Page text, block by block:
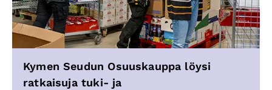
Kymen Seudun Osuuskauppa löysi
ratkaisuja tuki- ja